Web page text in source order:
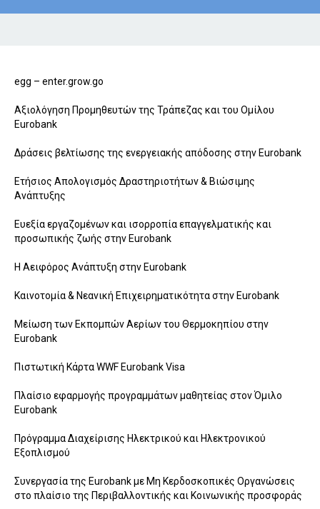
egg – enter.grow.go
Αξιολόγηση Προμηθευτών της Τράπεζας και του Ομίλου
Eurobank
Δράσεις βελτίωσης της ενεργειακής απόδοσης στην Eurobank
Ετήσιος Απολογισμός Δραστηριοτήτων & Βιώσιμης
Ανάπτυξης
Ευεξία εργαζομένων και ισορροπία επαγγελματικής και
προσωπικής ζωής στην Eurobank
Η Αειφόρος Ανάπτυξη στην Eurobank
Καινοτομία & Νεανική Επιχειρηματικότητα στην Eurobank
Μείωση των Εκπομπών Αερίων του Θερμοκηπίου στην
Εurobank
Πιστωτική Κάρτα WWF Eurobank Visa
Πλαίσιο εφαρμογής προγραμμάτων μαθητείας στον Όμιλο
Eurobank
Πρόγραμμα Διαχείρισης Ηλεκτρικού και Ηλεκτρονικού
Εξοπλισμού
Συνεργασία της Eurobank με Μη Κερδοσκοπικές Οργανώσεις
στο πλαίσιο της Περιβαλλοντικής και Κοινωνικής προσφοράς